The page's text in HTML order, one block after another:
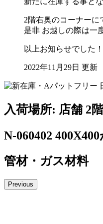
2階右奥のコーナーに
是非 お越しの際は一
以上お知らせでした！
2022年11月29日 更新
入荷場所: 店舗 2
N-060402
管材・ガス材料
Previous